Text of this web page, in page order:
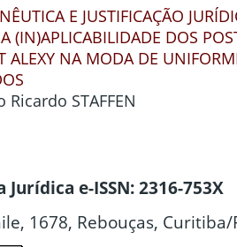
E JUSTIFICAÇÃO
(IN)APLICABILIDADE DOS
ALEXY NA MODA DE
Ricardo STAFFEN
Jurídica e-ISSN: 2316-753X
1678, Rebouças, Curitiba/